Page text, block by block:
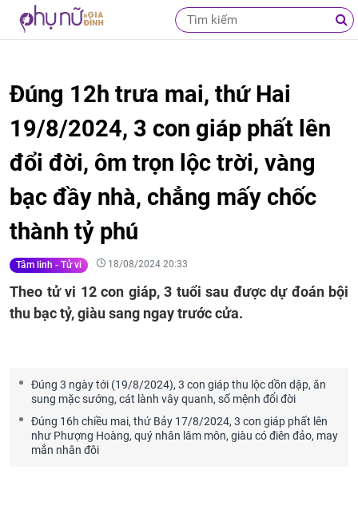
Đúng 12h trưa mai, thứ Hai
19/8/2024, 3 con giáp phất lên
đổi đời, ôm trọn lộc trời, vàng
bạc đầy nhà, chẳng mấy chốc
thành tỷ phú
Tâm linh - Tử vi 18/08/2024 20:33
Theo tử vi 12 con giáp, 3 tuổi sau được dự đoán bội
thu bạc tỷ, giàu sang ngay trước cửa.
Đúng 3 ngày tới (19/8/2024), 3 con giáp thu lộc dồn dập, ăn
sung mặc sướng, cát lành vây quanh, số mệnh đổi đời
Đúng 16h chiều mai, thứ Bảy 17/8/2024, 3 con giáp phất lên
như Phượng Hoàng, quý nhân lâm môn, giàu có điên đảo, may
mắn nhân đôi